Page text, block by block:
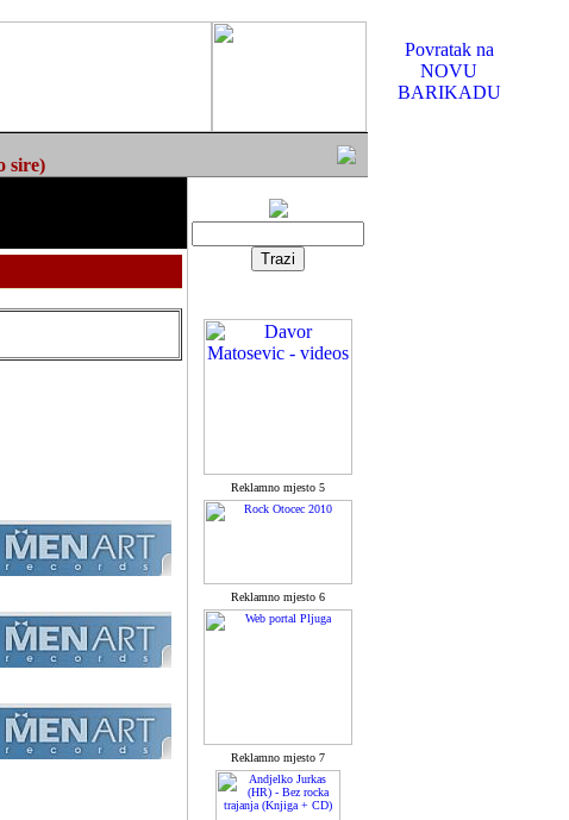
Povratak na
NOVU
BARIKADU
sire)
Reklamno mjesto 5
Reklamno mjesto 6
Reklamno mjesto 7